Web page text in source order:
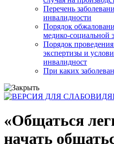
Перечень
инвалидности
Порядок
медико-социальной
Порядок
экспертизы и
инвалидност
При каких
«Общаться
начать